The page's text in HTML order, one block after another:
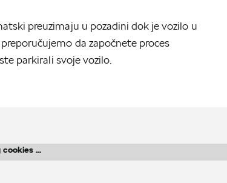
preuzimaju u pozadini dok je vozilo u
da započnete proces
parkirali svoje vozilo.
...